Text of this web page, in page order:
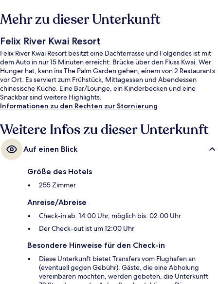
Mehr zu dieser Unterkunft
Felix River Kwai Resort
Felix River Kwai Resort besitzt eine Dachterrasse und Folgendes ist mit
dem Auto in nur 15 Minuten erreicht: Brücke über den Fluss Kwai. Wer
Hunger hat, kann ins The Palm Garden gehen, einem von 2 Restaurants
vor Ort. Es serviert zum Frühstück, Mittagessen und Abendessen
chinesische Küche. Eine Bar/Lounge, ein Kinderbecken und eine
Snackbar sind weitere Highlights.
Informationen zu den Rechten zur Stornierung
Weitere Infos zu dieser Unterkunft
Auf einen Blick
Größe des Hotels
255 Zimmer
Anreise/Abreise
Check-in ab: 14:00 Uhr, möglich bis: 02:00 Uhr
Der Check-out ist um 12:00 Uhr
Besondere Hinweise für den Check-in
Diese Unterkunft bietet Transfers vom Flughafen an
(eventuell gegen Gebühr). Gäste, die eine Abholung
vereinbaren möchten, werden gebeten, die Unterkunft